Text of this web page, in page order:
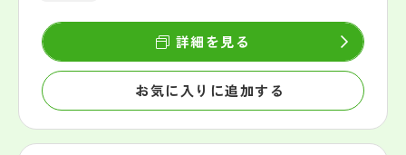
お気に入りに追加する
詳細を見る